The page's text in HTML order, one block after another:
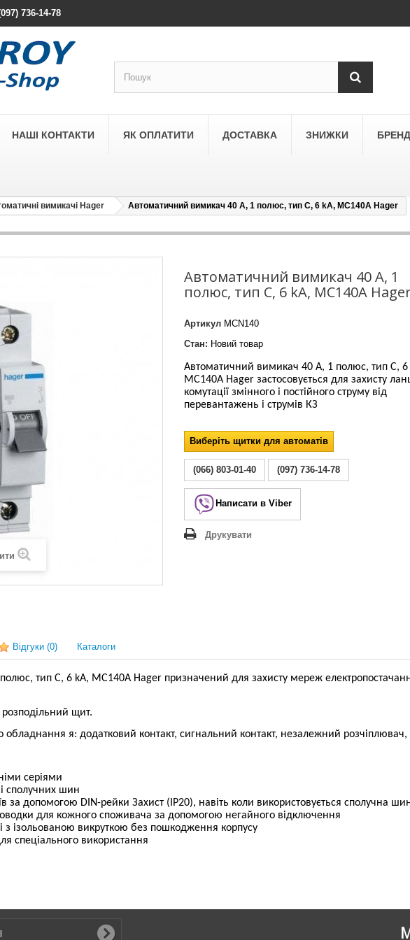
736-14-78
LEGRAND
Legrand Valena Classic
Legrand Valena Life
LEGRAND
LEZARD
Lezard Deriy
НАШІ КОНТАКТИ ЯК ОПЛАТИТИ ДОСТАВКА ЗНИЖКИ
вимикачі Hager Автоматичний вимикач 40 А, 1 полюс, тип C, 6 kA, MC140A Hager
Автоматичний вимикач 40 А, 1
полюс, тип C, 6 kA, MC140A
Артикул MCN140
Стан: Новий товар
Автоматичний вимикач 40 А, 1 полюс, тип С, 6
MC140A Hager застосовується для захисту
комутації змінного і постійного струму від
перевантажень і струмів КЗ
Виберіть щитки для автоматів
(066) 803-01-40 (097) 736-14-78
Написати в Viber
Друкувати
Відгуки (0) Каталоги
тип C, 6 kA, MC140A Hager призначений для захисту мереж
щит.
я: додатковий контакт, сигнальний контакт, незалежний розчіплювач,
серіями
сполучних шин
за допомогою DIN-рейки Захист (IP20), навіть коли використовується сполучна
для кожного споживача за допомогою негайного відключення
з ізольованою викруткою без пошкодження корпусу
спеціального використання